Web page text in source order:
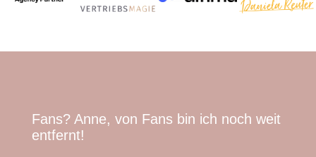
Fans? Anne, von Fans bin ich noch weit
entfernt!